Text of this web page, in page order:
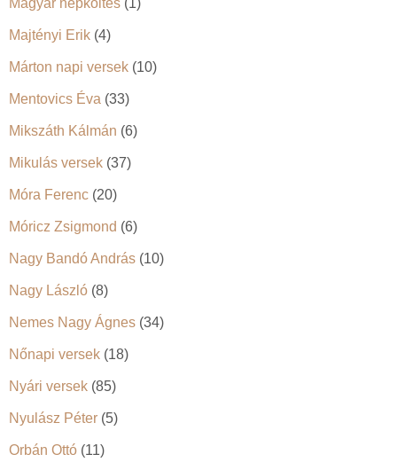
Majtényi Erik (4)
Márton napi versek (10)
Mentovics Éva (33)
Mikszáth Kálmán (6)
Mikulás versek (37)
Móra Ferenc (20)
Móricz Zsigmond (6)
Nagy Bandó András (10)
Nagy László (8)
Nemes Nagy Ágnes (34)
Nőnapi versek (18)
Nyári versek (85)
Nyulász Péter (5)
Orbán Ottó (11)